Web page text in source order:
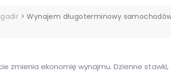
>Wynajem długoterminowy
zmienia ekonomię wynajmu. Dzienne stawki,